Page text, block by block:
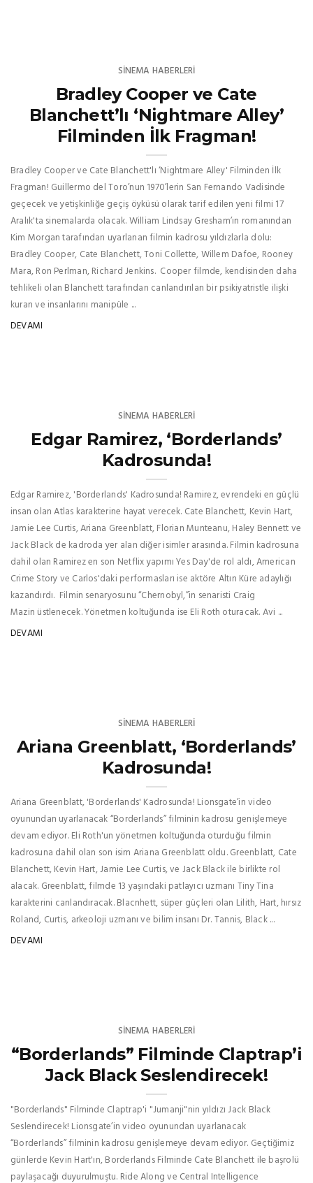
SINEMA HABERLERI
Bradley Cooper ve Cate
Blanchett’lı ‘Nightmare Alley’
Filminden İlk Fragman!
Bradley Cooper ve Cate Blanchett'lı ‘Nightmare Alley' Filminden İlk
Fragman! Guillermo del Toro’nun 1970’lerin San Fernando Vadisinde
geçecek ve yetişkinliğe geçiş öyküsü olarak tarif edilen yeni filmi 17
Aralık'ta sinemalarda olacak. William Lindsay Gresham’ın romanından
Kim Morgan tarafından uyarlanan filmin kadrosu yıldızlarla dolu:
Bradley Cooper, Cate Blanchett, Toni Collette, Willem Dafoe, Rooney
Mara, Ron Perlman, Richard Jenkins. Cooper filmde, kendisinden daha
tehlikeli olan Blanchett tarafından canlandırılan bir psikiyatristle ilişki
kuran ve insanlarını manipüle ...
DEVAMI
SINEMA HABERLERI
Edgar Ramirez, ‘Borderlands’
Kadrosunda!
Edgar Ramirez, 'Borderlands' Kadrosunda! Ramirez, evrendeki en güçlü
insan olan Atlas karakterine hayat verecek. Cate Blanchett, Kevin Hart,
Jamie Lee Curtis, Ariana Greenblatt, Florian Munteanu, Haley Bennett ve
Jack Black de kadroda yer alan diğer isimler arasında. Filmin kadrosuna
dahil olan Ramirez en son Netflix yapımı Yes Day'de rol aldı, American
Crime Story ve Carlos'daki performasları ise aktöre Altın Küre adaylığı
kazandırdı. Filmin senaryosunu “Chernobyl,”in senaristi Craig
Mazin üstlenecek. Yönetmen koltuğunda ise Eli Roth oturacak. Avi ...
DEVAMI
SINEMA HABERLERI
Ariana Greenblatt, ‘Borderlands’
Kadrosunda!
Ariana Greenblatt, 'Borderlands' Kadrosunda! Lionsgate’in video
oyunundan uyarlanacak “Borderlands” filminin kadrosu genişlemeye
devam ediyor. Eli Roth'un yönetmen koltuğunda oturduğu filmin
kadrosuna dahil olan son isim Ariana Greenblatt oldu. Greenblatt, Cate
Blanchett, Kevin Hart, Jamie Lee Curtis, ve Jack Black ile birlikte rol
alacak. Greenblatt, filmde 13 yaşındaki patlayıcı uzmanı Tiny Tina
karakterini canlandıracak. Blacnhett, süper güçleri olan Lilith, Hart, hırsız
Roland, Curtis, arkeoloji uzmanı ve bilim insanı Dr. Tannis, Black ...
DEVAMI
SINEMA HABERLERI
“Borderlands” Filminde Claptrap’i
Jack Black Seslendirecek!
"Borderlands" Filminde Claptrap'i "Jumanji"nin yıldızı Jack Black
Seslendirecek! Lionsgate’in video oyunundan uyarlanacak
“Borderlands” filminin kadrosu genişlemeye devam ediyor. Geçtiğimiz
günlerde Kevin Hart'ın, Borderlands Filminde Cate Blanchett ile başrolü
paylaşacağı duyurulmuştu. Ride Along ve Central Intelligence